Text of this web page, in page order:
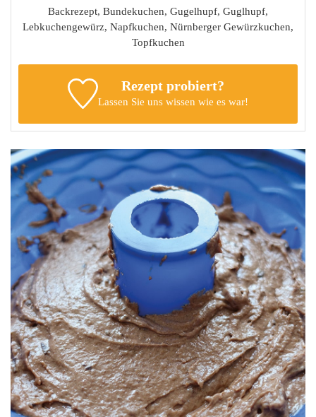
Backrezept, Bundekuchen, Gugelhupf, Guglhupf,
Lebkuchengewürz, Napfkuchen, Nürnberger Gewürzkuchen,
Topfkuchen
Rezept probiert?
Lassen Sie uns wissen wie es war!